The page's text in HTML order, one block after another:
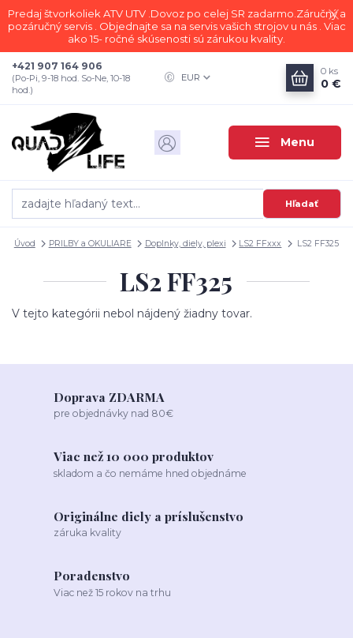
Predaj štvorkoliek ATV UTV .Dovoz po celej SR zadarmo.Záručný a
pozáručný servis . Objednajte sa na servis vašich strojov u nás . Viac
ako 15- ročné skúsenosti sú zárukou kvality.
Menu
EUR
Hľadať
+421 907 164 906
(Po-Pi, 9-18 hod. So-Ne, 10-18
hod.)
0 ks
0 €
Úvod PRILBY a OKULIARE Doplnky, diely, plexi LS2 FFxxx LS2 FF325
LS2 FF325
V tejto kategórii nebol nájdený žiadny tovar.
Doprava ZDARMA
pre objednávky nad 80€
Viac než 10 000 produktov
skladom a čo nemáme hned objednáme
Originálne diely a príslušenstvo
záruka kvality
Poradenstvo
Viac než 15 rokov na trhu